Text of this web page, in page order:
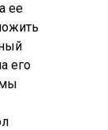
ее
его